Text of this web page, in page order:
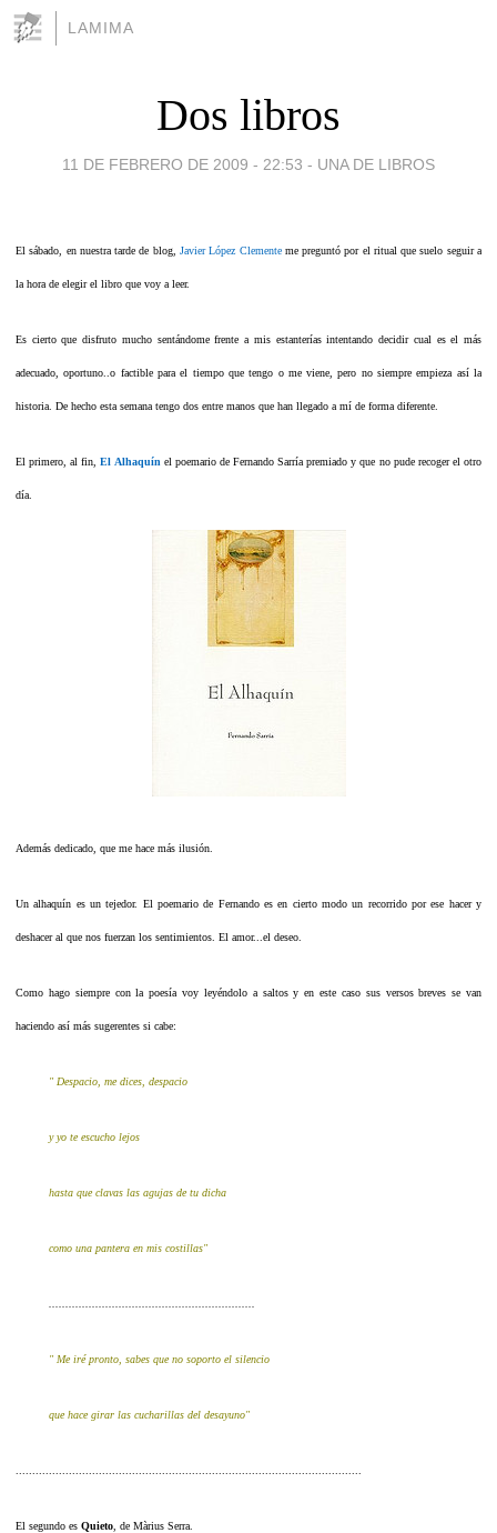
LAMIMA
Dos libros
11 DE FEBRERO DE 2009 - 22:53 - UNA DE LIBROS
El sábado, en nuestra tarde de blog, Javier López Clementeme preguntó por el ritual que suelo seguir a
la hora de elegir el libro que voy a leer.
Es cierto que disfruto mucho sentándome frente a mis estanterías intentando decidir cual es el más
adecuado, oportuno..o factible para el tiempo que tengo o me viene, pero no siempre empieza así la
historia. De hecho esta semana tengo dos entre manos que han llegado a mí de forma diferente.
El primero, al fin,El Alhaquín el poemario de Fernando Sarría premiado y que no pude recoger el otro
día.
Además dedicado, que me hace más ilusión.
Un alhaquín es un tejedor. El poemario de Fernando es en cierto modo un recorrido por ese hacer y
deshacer al que nos fuerzan los sentimientos. El amor...el deseo.
Como hago siempre con la poesía voy leyéndolo a saltos y en este caso sus versos breves se van
haciendo así más sugerentes si cabe:
" Despacio, me dices, despacio
y yo te escucho lejos
hasta que clavas las agujas de tu dicha
como una pantera en mis costillas"
" Me iré pronto, sabes que no soporto el silencio
que hace girar las cucharillas del desayuno"
El segundo es Quieto , de Màrius Serra.